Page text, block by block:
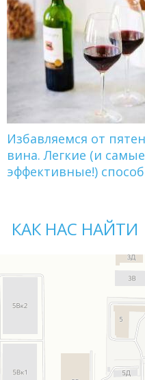
Избавляемся от
вина. Легкие (и самые
эффективные!)
КАК НАС НАЙТИ